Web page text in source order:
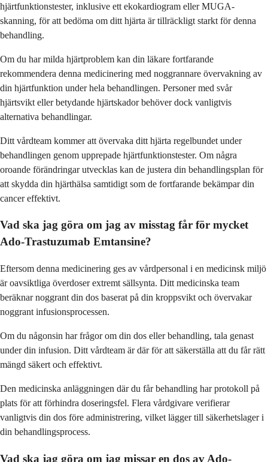
hjärtfunktionstester, inklusive ett ekokardiogram eller MUGA-
skanning, för att bedöma om ditt hjärta är tillräckligt starkt för denna
behandling.
Om du har milda hjärtproblem kan din läkare fortfarande
rekommendera denna medicinering med noggrannare övervakning av
din hjärtfunktion under hela behandlingen. Personer med svår
hjärtsvikt eller betydande hjärtskador behöver dock vanligtvis
alternativa behandlingar.
Ditt vårdteam kommer att övervaka ditt hjärta regelbundet under
behandlingen genom upprepade hjärtfunktionstester. Om några
oroande förändringar utvecklas kan de justera din behandlingsplan för
att skydda din hjärthälsa samtidigt som de fortfarande bekämpar din
cancer effektivt.
Vad ska jag göra om jag av misstag får för mycket
Ado-Trastuzumab Emtansine?
Eftersom denna medicinering ges av vårdpersonal i en medicinsk miljö
är oavsiktliga överdoser extremt sällsynta. Ditt medicinska team
beräknar noggrant din dos baserat på din kroppsvikt och övervakar
noggrant infusionsprocessen.
Om du någonsin har frågor om din dos eller behandling, tala genast
under din infusion. Ditt vårdteam är där för att säkerställa att du får rätt
mängd säkert och effektivt.
Den medicinska anläggningen där du får behandling har protokoll på
plats för att förhindra doseringsfel. Flera vårdgivare verifierar
vanligtvis din dos före administrering, vilket lägger till säkerhetslager i
din behandlingsprocess.
Vad ska jag göra om jag missar en dos av Ado-